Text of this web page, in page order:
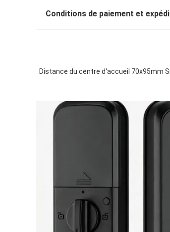
Conditions de paiement et
Distance du centre d'accueil 70x95mm